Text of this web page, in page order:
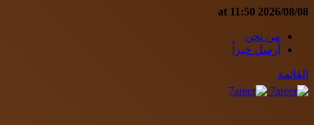
2026/08/08 at 11:50
من نحن
أرسل خبراً
القائمة